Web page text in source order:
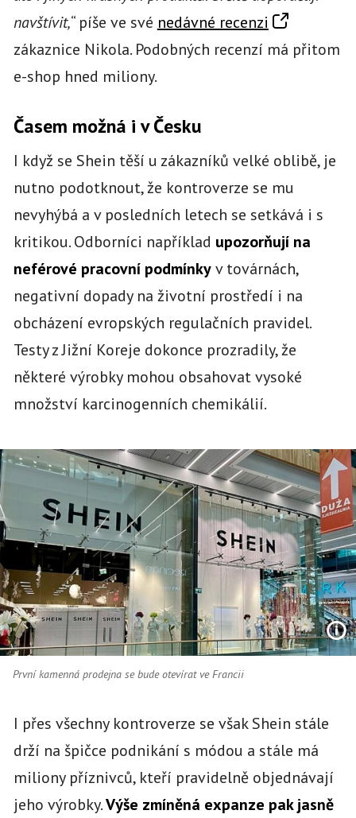
navštívit,“ píše ve své nedávné recenzi
zákaznice Nikola. Podobných recenzí má přitom
e-shop hned miliony.
Časem možná i v Česku
I když se Shein těší u zákazníků velké oblibě, je
nutno podotknout, že kontroverze se mu
nevyhýbá a v posledních letech se setkává i s
kritikou. Odborníci například upozorňují na
neférové pracovní podmínkyv továrnách,
negativní dopady na životní prostředí i na
obcházení evropských regulačních pravidel.
Testy z Jižní Koreje dokonce prozradily, že
některé výrobky mohou obsahovat vysoké
množství karcinogenních chemikálií.
První kamenná prodejna se bude otevírat ve Francii
I přes všechny kontroverze se však Shein stále
drží na špičce podnikání s módou a stále má
miliony příznivců, kteří pravidelně objednávají
jeho výrobky.Výše zmíněná expanze pak jasně